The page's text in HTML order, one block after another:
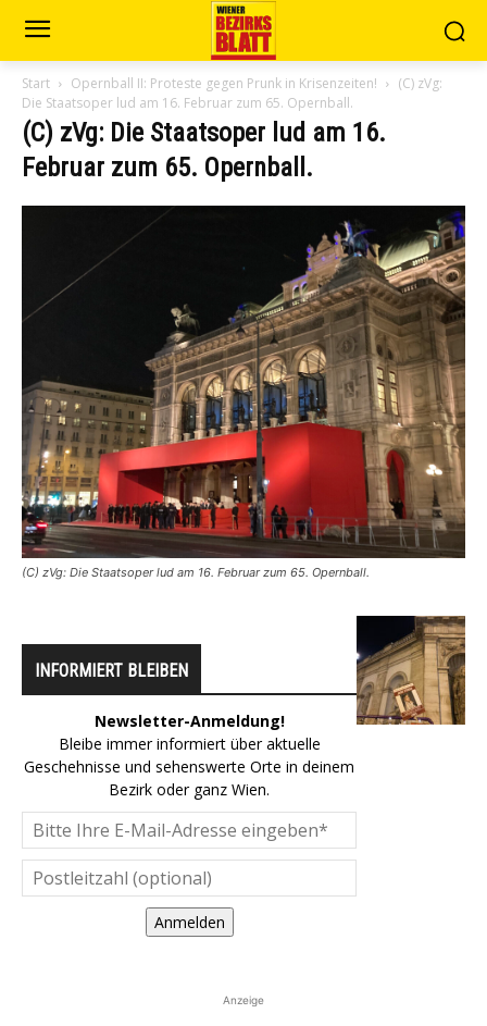
Start Opernball II: Proteste gegen Prunk in Krisenzeiten!
(C) zVg:
Die Staatsoper lud am 16. Februar zum 65. Opernball.
(C) zVg: Die Staatsoper lud am 16.
Februar zum 65. Opernball.
(C) zVg: Die Staatsoper lud am 16. Februar zum 65. Opernball.
INFORMIERT BLEIBEN
Newsletter-Anmeldung!
Bleibe immer informiert über aktuelle
Geschehnisse und sehenswerte Orte in deinem
Bezirk oder ganz Wien.
Anmelden
Anzeige